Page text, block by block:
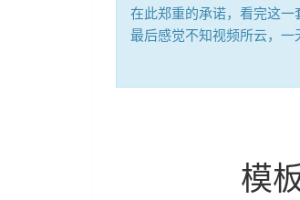
在此郑重的承诺，看完这一
最后感觉不知视频所云，一
模